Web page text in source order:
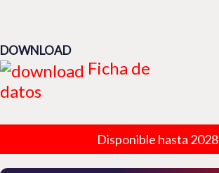
DOWNLOAD
Ficha de
datos
Disponible hasta 2028